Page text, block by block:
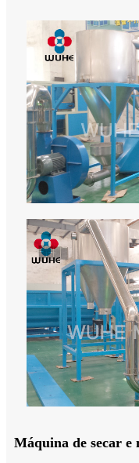
Máquina de secar e